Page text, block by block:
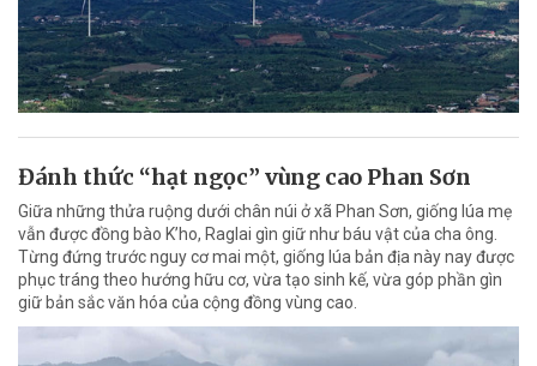
Đánh thức “hạt ngọc” vùng cao Phan Sơn
Giữa những thửa ruộng dưới chân núi ở xã Phan Sơn, giống lúa mẹ
vẫn được đồng bào K’ho, Raglai gìn giữ như báu vật của cha ông.
Từng đứng trước nguy cơ mai một, giống lúa bản địa này nay được
phục tráng theo hướng hữu cơ, vừa tạo sinh kế, vừa góp phần gìn
giữ bản sắc văn hóa của cộng đồng vùng cao.